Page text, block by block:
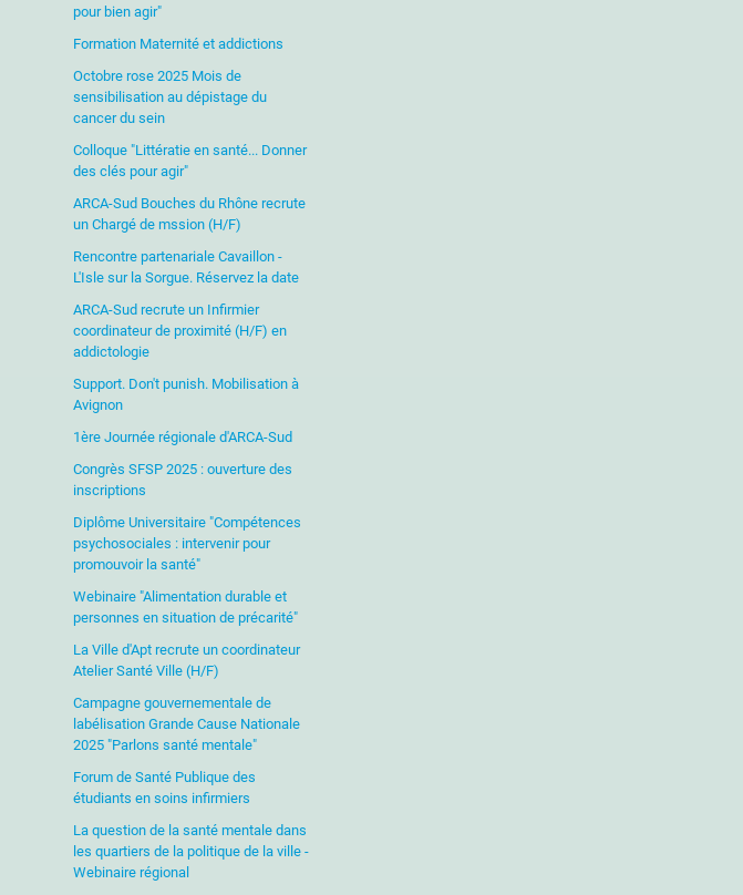
pour bien agir"
Formation Maternité et addictions
Octobre rose 2025 Mois de
sensibilisation au dépistage du
cancer du sein
Colloque "Littératie en santé... Donner
des clés pour agir"
ARCA-Sud Bouches du Rhône recrute
un Chargé de mssion (H/F)
Rencontre partenariale Cavaillon -
L'Isle sur la Sorgue. Réservez la date
ARCA-Sud recrute un Infirmier
coordinateur de proximité (H/F) en
addictologie
Support. Don't punish. Mobilisation à
Avignon
1ère Journée régionale d'ARCA-Sud
Congrès SFSP 2025 : ouverture des
inscriptions
Diplôme Universitaire "Compétences
psychosociales : intervenir pour
promouvoir la santé"
Webinaire "Alimentation durable et
personnes en situation de précarité"
La Ville d'Apt recrute un coordinateur
Atelier Santé Ville (H/F)
Campagne gouvernementale de
labélisation Grande Cause Nationale
2025 "Parlons santé mentale"
Forum de Santé Publique des
étudiants en soins infirmiers
La question de la santé mentale dans
les quartiers de la politique de la ville -
Webinaire régional